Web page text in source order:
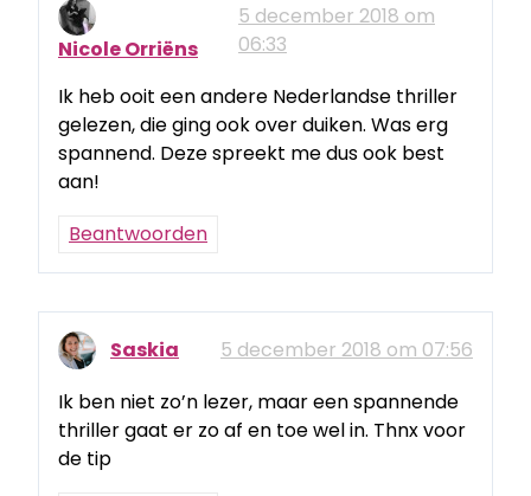
Nicole Orriëns
5 december 2018 om
06:33
Ik heb ooit een andere Nederlandse thriller
gelezen, die ging ook over duiken. Was erg
spannend. Deze spreekt me dus ook best
aan!
Beantwoorden
Saskia
5 december 2018 om 07:56
Ik ben niet zo’n lezer, maar een spannende
thriller gaat er zo af en toe wel in. Thnx voor
de tip